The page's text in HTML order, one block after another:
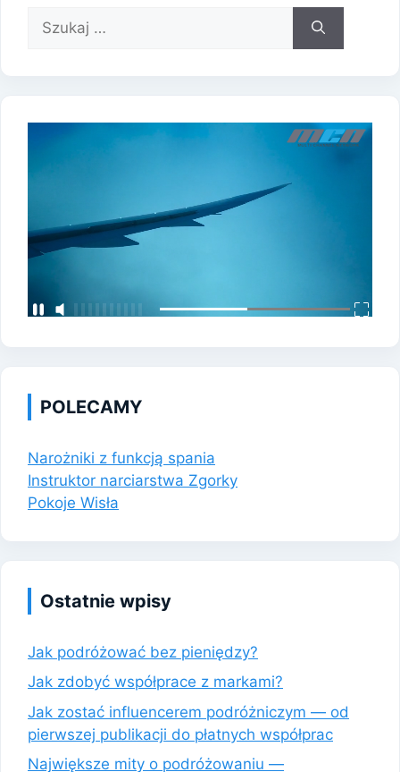
POLECAMY
Narożniki z funkcją spania
Instruktor narciarstwa Zgorky
Pokoje Wisła
Ostatnie wpisy
Jak podróżować bez pieniędzy?
Jak zdobyć współprace z markami?
Jak zostać influencerem podróżniczym — od
pierwszej publikacji do płatnych współprac
Największe mity o podróżowaniu —